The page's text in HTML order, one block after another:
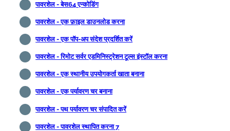
पावरशेल - बेस64 एन्कोडिंग
पावरशेल - एक फ़ाइल डाउनलोड करना
पावरशेल - एक पॉप-अप संदेश प्रदर्शित करें
पावरशेल - रिमोट सर्वर एडमिनिस्ट्रेशन टूल्स इंस्टॉल करना
पावरशेल - एक स्थानीय उपयोगकर्ता खाता बनाना
पावरशेल - एक पर्यावरण चर बनाना
पावरशेल - पथ पर्यावरण चर संपादित करें
पावरशेल - पावरशेल स्थापित करना 7